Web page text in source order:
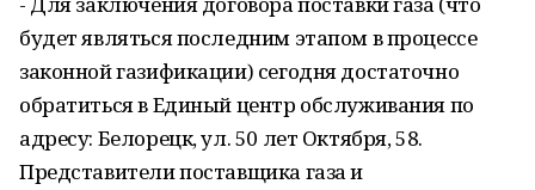
будет являться последним этапом в процессе
законной газификации) сегодня достаточно
обратиться в Единый центр обслуживания по
адресу: Белорецк, ул. 50 лет Октября, 58.
Представители поставщика газа и